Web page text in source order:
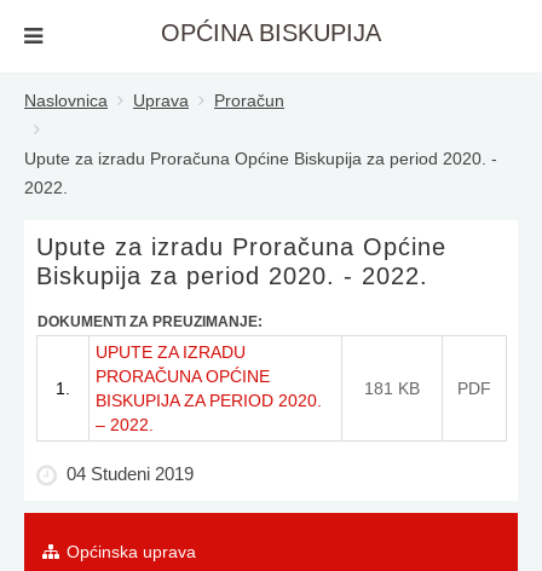
OPĆINA BISKUPIJA
Naslovnica Uprava Proračun
Upute za izradu Proračuna Općine Biskupija za period 2020. -
2022.
Upute za izradu Proračuna Općine
Biskupija za period 2020. - 2022.
DOKUMENTI ZA PREUZIMANJE:
1.
UPUTE ZA IZRADU
PRORAČUNA OPĆINE
BISKUPIJA ZA PERIOD 2020.
– 2022.
181 KB PDF
04 Studeni 2019
Općinska uprava